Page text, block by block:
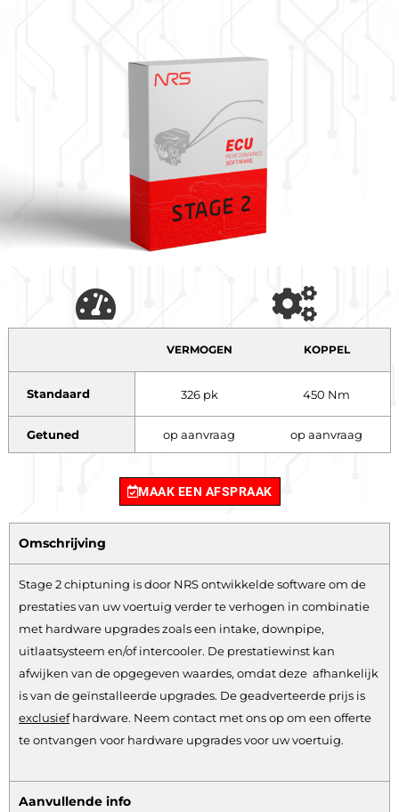
VERMOGEN KOPPEL
Standaard 326 pk 450 Nm
Getuned op aanvraag op aanvraag
MAAK EEN AFSPRAAK
Omschrijving
Stage 2 chiptuning is door NRS ontwikkelde software om de
prestaties van uw voertuig verder te verhogen in combinatie
met hardware upgrades zoals een intake, downpipe,
uitlaatsysteem en/of intercooler. De prestatiewinst kan
afwijken van de opgegeven waardes, omdat deze afhankelijk
is van de geïnstalleerde upgrades. De geadverteerde prijs is
exclusiefhardware. Neem contact met ons op om een offerte
te ontvangen voor hardware upgrades voor uw voertuig.
Aanvullende info